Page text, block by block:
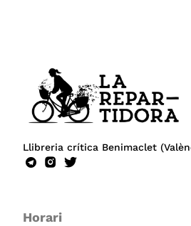
Llibreria crítica Benimaclet
Horari